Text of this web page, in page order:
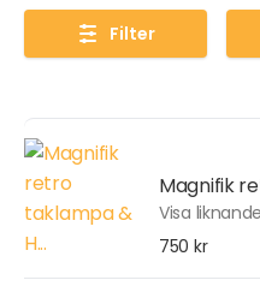
Filter
Magnifik
Visa liknande
750 kr